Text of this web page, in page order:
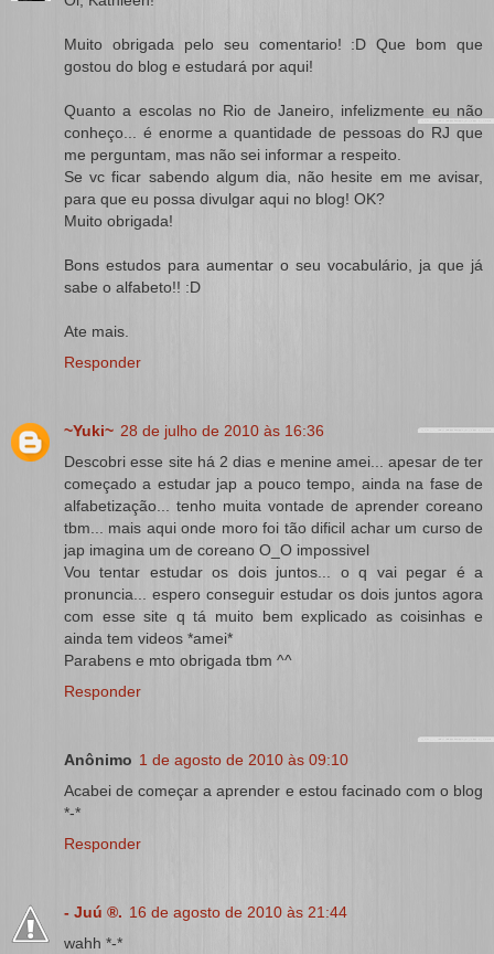
Muito obrigada pelo seu comentario! :D Que bom que
gostou do blog e estudará por aqui!
Quanto a escolas no Rio de Janeiro, infelizmente eu não
conheço... é enorme a quantidade de pessoas do RJ que
me perguntam, mas não sei informar a respeito.
Se vc ficar sabendo algum dia, não hesite em me avisar,
para que eu possa divulgar aqui no blog! OK?
Muito obrigada!
Bons estudos para aumentar o seu vocabulário, ja que já
sabe o alfabeto!! :D
Ate mais.
Responder
~Yuki~ 28 de julho de 2010 às 16:36
Descobri esse site há 2 dias e menine amei... apesar de ter
começado a estudar jap a pouco tempo, ainda na fase de
alfabetização... tenho muita vontade de aprender coreano
tbm... mais aqui onde moro foi tão dificil achar um curso de
jap imagina um de coreano O_O impossivel
Vou tentar estudar os dois juntos... o q vai pegar é a
pronuncia... espero conseguir estudar os dois juntos agora
com esse site q tá muito bem explicado as coisinhas e
ainda tem videos *amei*
Parabens e mto obrigada tbm ^^
Responder
Anônimo 1 de agosto de 2010 às 09:10
Acabei de começar a aprender e estou facinado com o blog
*-*
Responder
- Juú ®. 16 de agosto de 2010 às 21:44
wahh *-*